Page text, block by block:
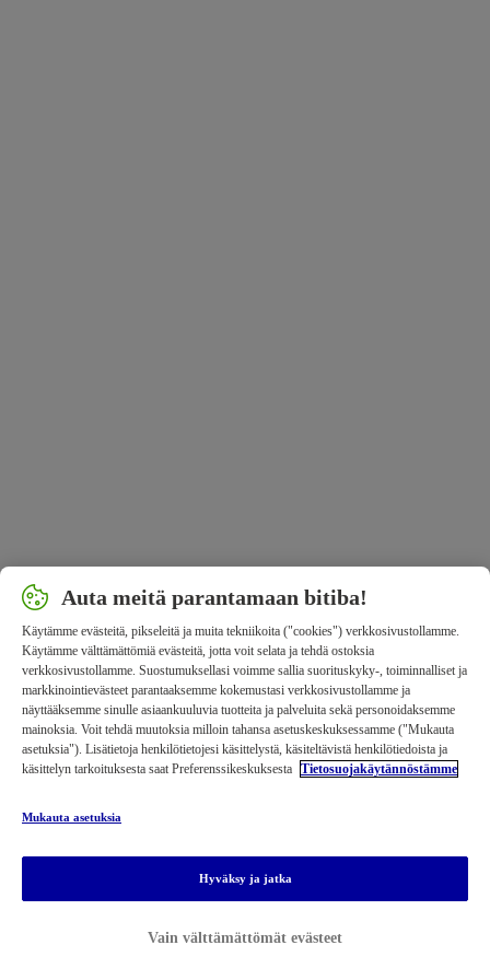
Auta meitä parantamaan bitiba!
Käytämme evästeitä, pikseleitä ja muita tekniikoita ("cookies") verkkosivustollamme.
Käytämme välttämättömiä evästeitä, jotta voit selata ja tehdä ostoksia
verkkosivustollamme. Suostumuksellasi voimme sallia suorituskyky-, toiminnalliset ja
markkinointievästeet parantaaksemme kokemustasi verkkosivustollamme ja
näyttääksemme sinulle asiaankuuluvia tuotteita ja palveluita sekä personoidaksemme
mainoksia. Voit tehdä muutoksia milloin tahansa asetuskeskuksessamme ("Mukauta
asetuksia"). Lisätietoja henkilötietojesi käsittelystä, käsiteltävistä henkilötiedoista ja
käsittelyn tarkoituksesta saat Preferenssikeskuksesta Tietosuojakäytännöstämme
Mukauta asetuksia
Vain välttämättömät evästeet
Hyväksy ja jatka